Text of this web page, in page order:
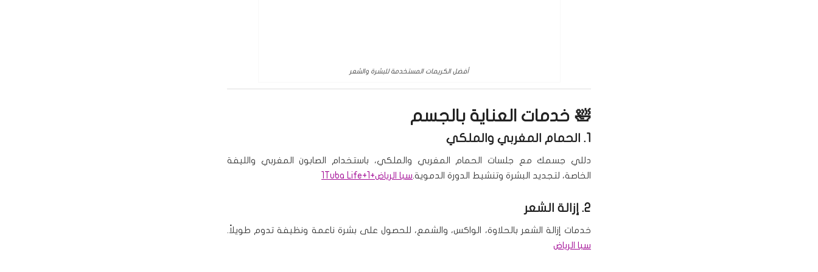
أفضل الكريمات المستخدمة للبشرة والشعر
🛀 خدمات العناية بالجسم
1. الحمام المغربي والملكي
دللي جسمك مع جلسات الحمام المغربي والملكي، باستخدام الصابون المغربي والليفة
الخاصة، لتجديد البشرة وتنشيط الدورة الدموية.سبا الرياض+1
Tuba Life+1
2. إزالة الشعر
خدمات إزالة الشعر بالحلاوة، الواكس، والشمع، للحصول على بشرة ناعمة ونظيفة تدوم طويلاً.
سبا الرياض